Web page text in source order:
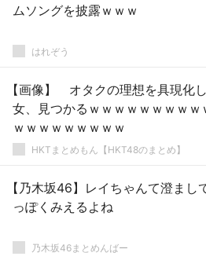
ムソングを披露ｗｗｗ
はれぞう
【画像】 オタクの理想を具現化
女、見つかるｗｗｗｗｗｗｗｗｗ
ｗｗｗｗｗｗｗｗｗ
HKTまとめもん【HKT48のまとめ】
【乃木坂46】レイちゃんて澄まし
っぽくみえるよね
乃木坂46まとめんばー